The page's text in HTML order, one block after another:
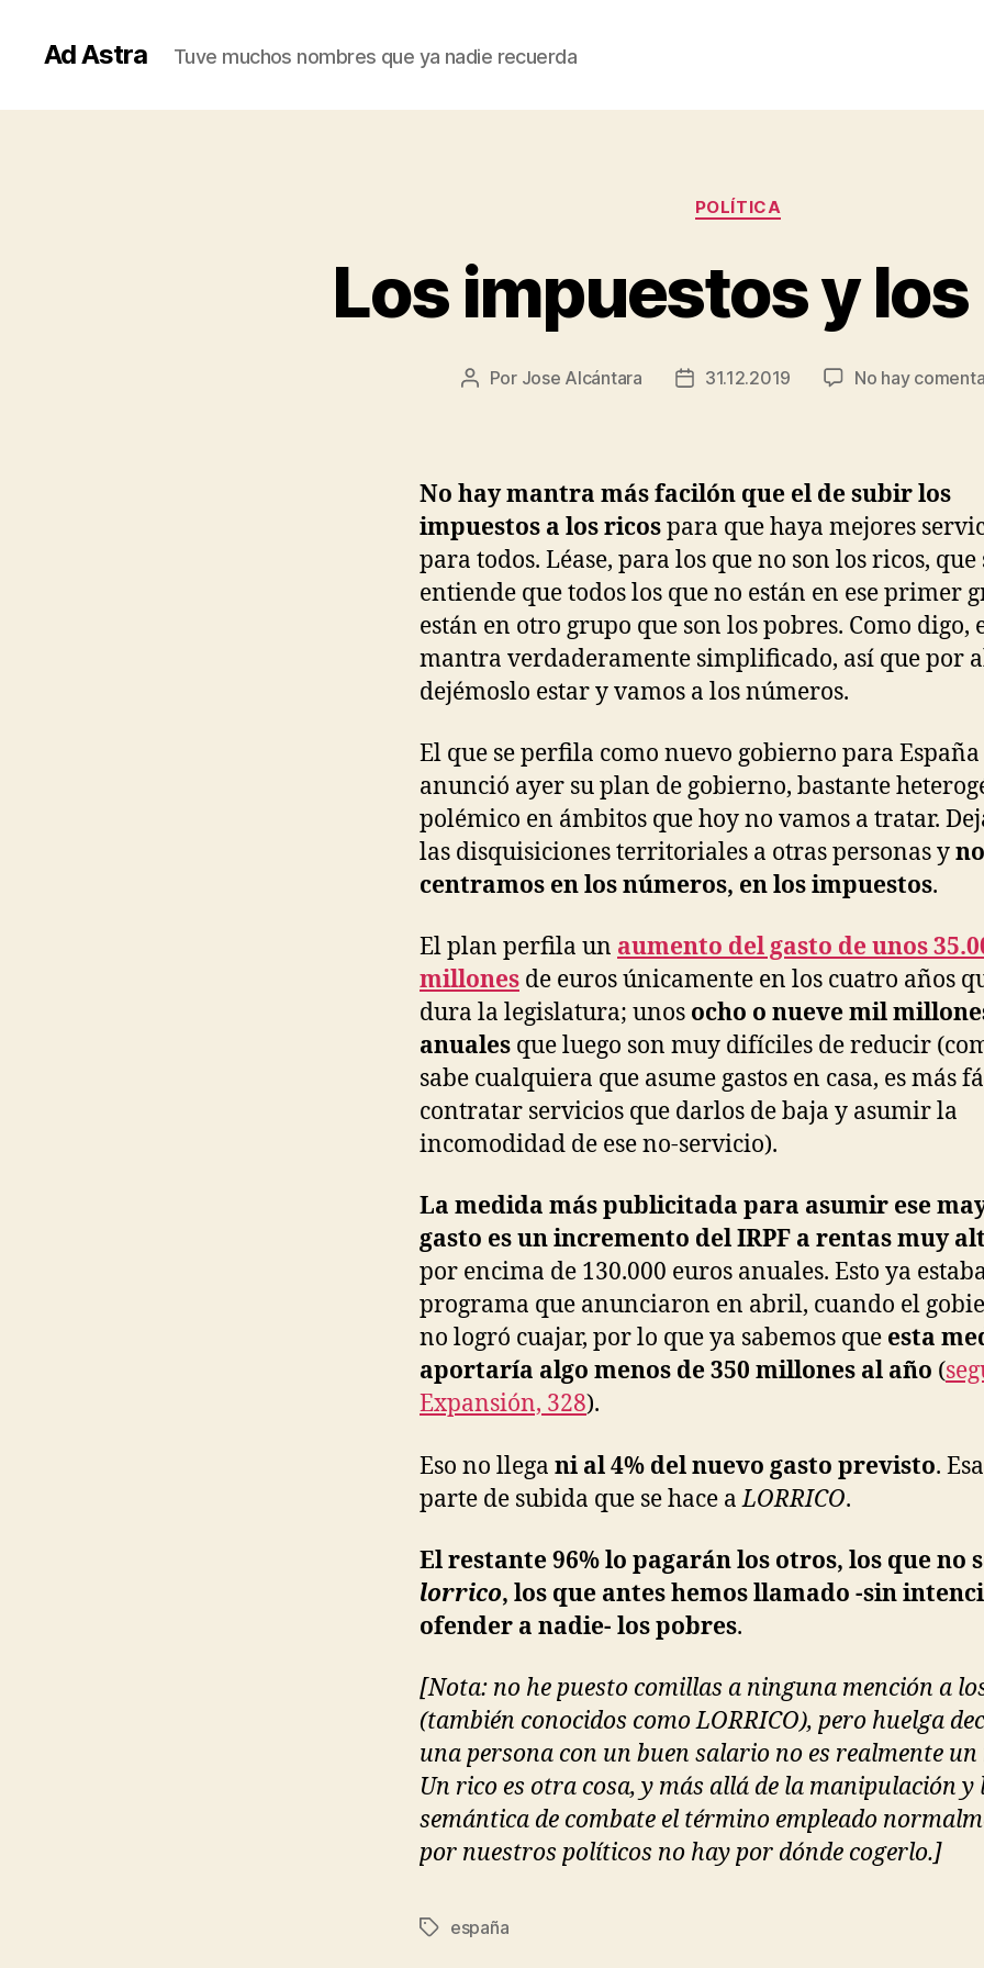
Ad Astra Tuve muchos nombres que ya nadie recuerda
Categorías
POLÍTICA
Los impuestos y
Autor
Por Jose Alcántara
Fecha31.12.2019 No hay
No hay mantra más facilón que el de subir los
impuestos a los ricospara que haya mejores
para todos. Léase, para los que no son los ricos, que
entiende que todos los que no están en ese primer
están en otro grupo que son los pobres. Como digo,
mantra verdaderamente simplificado, así que por
dejémoslo estar y vamos a los números.
El que se perfila como nuevo gobierno para España
anunció ayer su plan de gobierno, bastante
polémico en ámbitos que hoy no vamos a tratar.
las disquisiciones territoriales a otras personas y
centramos en los números, en los impuestos.
El plan perfila un aumento del gasto de unos
millones de euros únicamente en los cuatro años
dura la legislatura; unos ocho o nueve mil
anuales que luego son muy difíciles de reducir
sabe cualquiera que asume gastos en casa, es más
contratar servicios que darlos de baja y asumir la
incomodidad de ese no-servicio).
La medida más publicitada para asumir ese
gasto es un incremento del IRPF a rentas muy
por encima de 130.000 euros anuales. Esto ya
programa que anunciaron en abril, cuando el
no logró cuajar, por lo que ya sabemos que esta
aportaría algo menos de 350 millones al año (
Expansión, 328).
Eso no llega ni al 4% del nuevo gasto previsto.
parte de subida que se hace aLORRICO.
El restante 96% lo pagarán los otros, los que no
lorrico, los que antes hemos llamado -sin
ofender a nadie- los pobres.
[Nota: no he puesto comillas a ninguna mención a
(también conocidos como LORRICO), pero huelga
una persona con un buen salario no es realmente un
Un rico es otra cosa, y más allá de la manipulación y
semántica de combate el término empleado
por nuestros políticos no hay por dónde cogerlo.]
Etiquetas
españa